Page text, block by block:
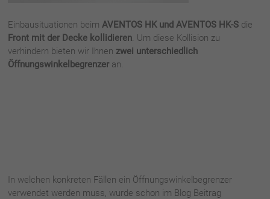
Einbausituationen beimAVENTOS HK und AVENTOS HK-S die
Front mit der Decke kollidieren. Um diese Kollision zu
verhindern bieten wir Ihnen zwei unterschiedlich
Öffnungswinkelbegrenzeran.
In welchen konkreten Fällen ein Öffnungswinkelbegrenzer
verwendet werden muss, wurde schon im Blog Beitrag